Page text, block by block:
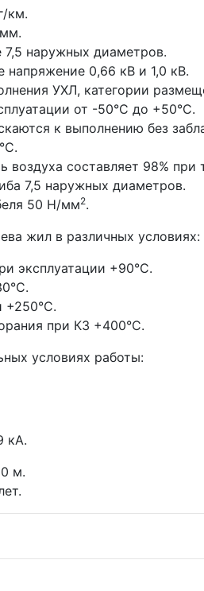
км.
7,5 наружных диаметров.
напряжение 0,66 кВ и 1,0 кВ.
УХЛ, категории
от -50°С до +50°С.
к выполнению без
воздуха составляет 98% при
7,5 наружных диаметров.
50 Н/мм2.
жил в различных условиях:
эксплуатации +90°С.
+250°С.
при КЗ +400°С.
условиях работы:
кА.
м.